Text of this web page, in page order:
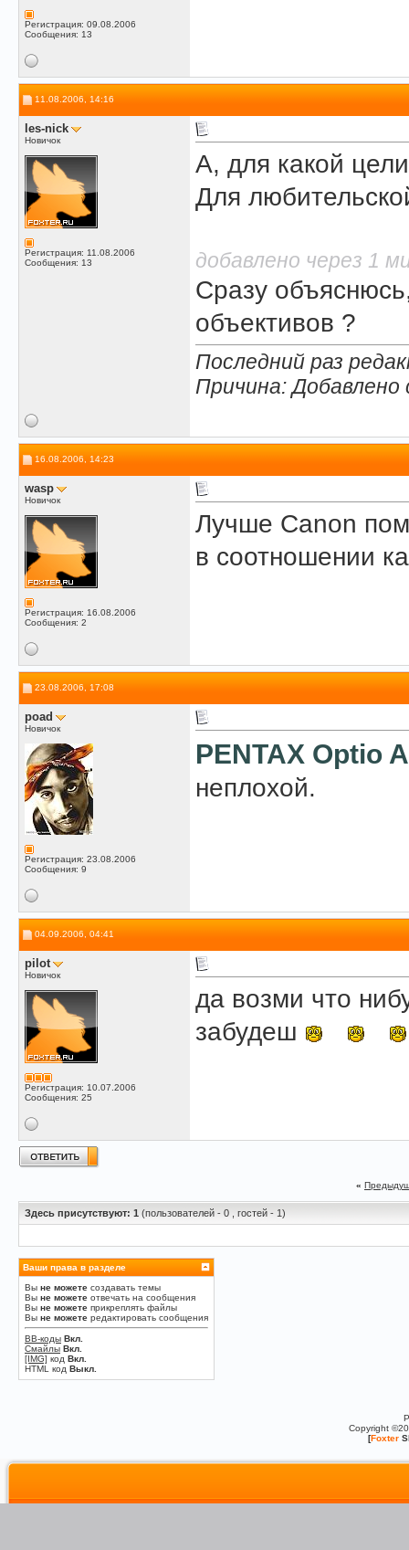
Регистрация: 09.08.2006
Сообщения: 13
11.08.2006, 14:16
les-nick
Новичок
Регистрация: 11.08.2006
Сообщения: 13
А, для какой
Для
добавлено через 1
Сразу
объективов ?
Последний раз
Причина:
16.08.2006, 14:23
wasp
Новичок
Регистрация: 16.08.2006
Сообщения: 2
Лучше Canon
в соотношении
23.08.2006, 17:08
poad
Новичок
Регистрация: 23.08.2006
Сообщения: 9
PENTAX Optio
неплохой.
04.09.2006, 04:41
pilot
Новичок
Регистрация: 10.07.2006
Сообщения: 25
да возми что
забудеш
«
Здесь присутствуют: 1 (пользователей - 0 , гостей - 1)
Ваши права в разделе
Вы не можете создавать темы
Вы не можете отвечать на сообщения
Вы не можете прикреплять файлы
Вы не можете редактировать сообщения
BB-коды Вкл.
Смайлы Вкл.
[IMG] код Вкл.
HTML код Выкл.
Copyright
[Foxter